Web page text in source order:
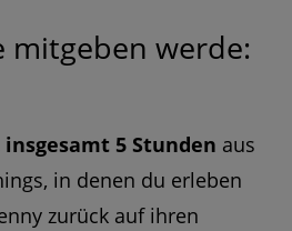
mitgeben werde:
5 Stunden aus
in denen du erleben
zurück auf ihren